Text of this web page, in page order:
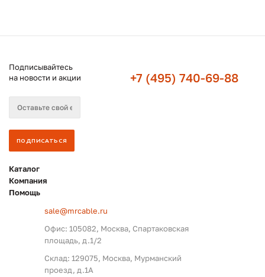
Подписывайтесь
на новости и акции
+7 (495) 740-69-88
Каталог
Компания
Помощь
sale@mrcable.ru
Офис: 105082, Москва, Спартаковская
площадь, д.1/2
Склад: 129075, Москва, Мурманский
проезд, д.1А